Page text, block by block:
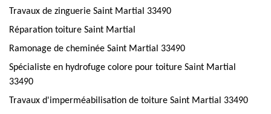
Travaux de zinguerie Saint Martial 33490
Réparation toiture Saint Martial
Ramonage de cheminée Saint Martial 33490
Spécialiste en hydrofuge colore pour toiture Saint Martial
33490
Travaux d'imperméabilisation de toiture Saint Martial 33490